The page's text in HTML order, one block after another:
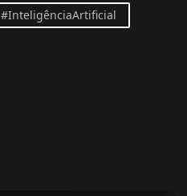
#InteligênciaArtificial